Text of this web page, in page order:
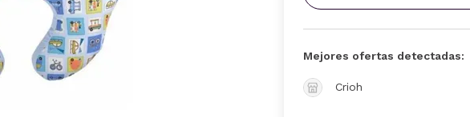
Mejores ofertas detectadas:
Crioh